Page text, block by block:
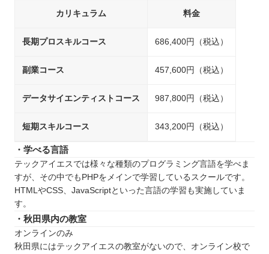
カリキュラム 料金
長期プロスキルコース 686,400円（税込）
副業コース 457,600円（税込）
データサイエンティストコース 987,800円（税込）
短期スキルコース 343,200円（税込）
・学べる言語
テックアイエスでは様々な種類のプログラミング言語を学べま
すが、その中でもPHPをメインで学習しているスクールです。
HTMLやCSS、JavaScriptといった言語の学習も実施していま
す。
・秋田県内の教室
オンラインのみ
秋田県にはテックアイエスの教室がないので、オンライン校で